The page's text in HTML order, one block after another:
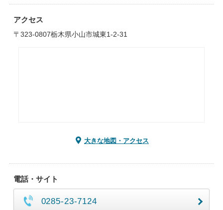
アクセス
〒323-0807栃木県小山市城東1-2-31
大きな地図・アクセス
電話・サイト
0285-23-7124